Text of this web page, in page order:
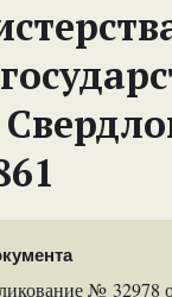
№ 32978